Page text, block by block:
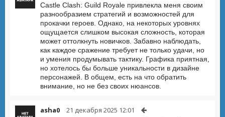
Castle Clash: Guild Royale привлекла меня своим
разнообразием стратегий и возможностей для
прокачки героев. Однако, на некоторых уровнях
ощущается слишком высокая сложность, которая
может оттолкнуть новичков. Забавно наблюдать,
как каждое сражение требует не только удачи, но
и умения продумывать тактику. Графика приятная,
но хотелось бы больше уникальности в дизайне
персонажей. В общем, есть на что обратить
внимание, но не без своих нюансов.
asha0 21 декабря 2025 12:01